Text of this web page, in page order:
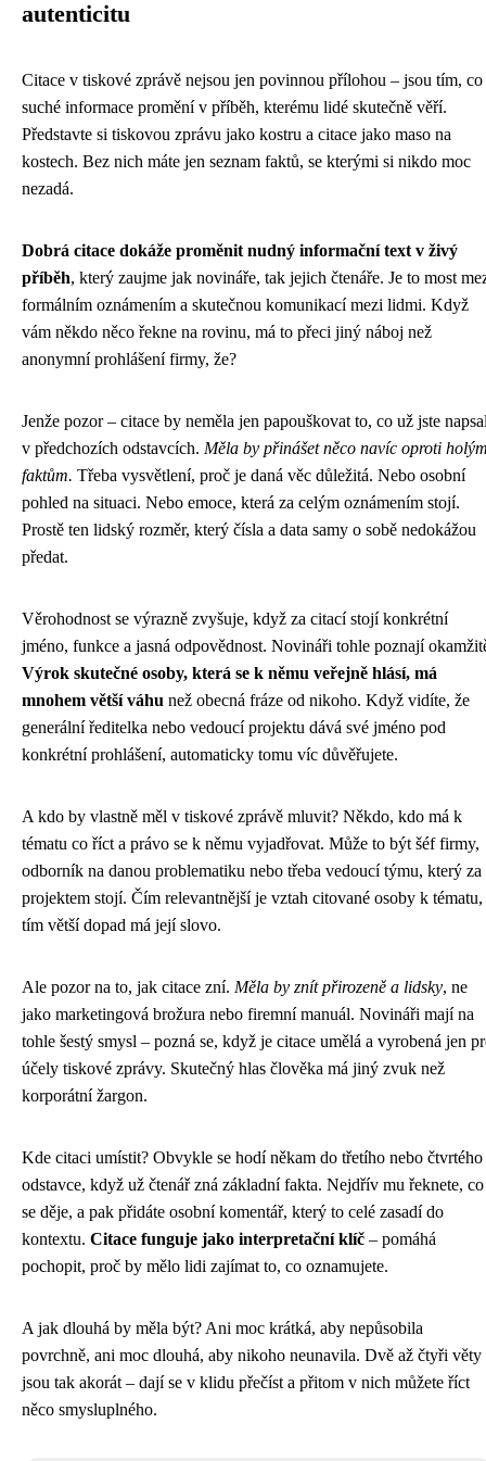
autenticitu
Citace v tiskové zprávě nejsou jen povinnou přílohou – jsou tím, co
suché informace promění v příběh, kterému lidé skutečně věří.
Představte si tiskovou zprávu jako kostru a citace jako maso na
kostech. Bez nich máte jen seznam faktů, se kterými si nikdo moc
nezadá.
Dobrá citace dokáže proměnit nudný informační text v živý
příběh, který zaujme jak novináře, tak jejich čtenáře. Je to most
formálním oznámením a skutečnou komunikací mezi lidmi. Když
vám někdo něco řekne na rovinu, má to přeci jiný náboj než
anonymní prohlášení firmy, že?
Jenže pozor – citace by neměla jen papouškovat to, co už jste
v předchozích odstavcích. Měla by přinášet něco navíc oproti
faktům. Třeba vysvětlení, proč je daná věc důležitá. Nebo osobní
pohled na situaci. Nebo emoce, která za celým oznámením stojí.
Prostě ten lidský rozměr, který čísla a data samy o sobě nedokážou
předat.
Věrohodnost se výrazně zvyšuje, když za citací stojí konkrétní
jméno, funkce a jasná odpovědnost. Novináři tohle poznají
Výrok skutečné osoby, která se k němu veřejně hlásí, má
mnohem větší váhu než obecná fráze od nikoho. Když vidíte, že
generální ředitelka nebo vedoucí projektu dává své jméno pod
konkrétní prohlášení, automaticky tomu víc důvěřujete.
A kdo by vlastně měl v tiskové zprávě mluvit? Někdo, kdo má k
tématu co říct a právo se k němu vyjadřovat. Může to být šéf firmy,
odborník na danou problematiku nebo třeba vedoucí týmu, který za
projektem stojí. Čím relevantnější je vztah citované osoby k tématu,
tím větší dopad má její slovo.
Ale pozor na to, jak citace zní. Měla by znít přirozeně a lidsky, ne
jako marketingová brožura nebo firemní manuál. Novináři mají na
tohle šestý smysl – pozná se, když je citace umělá a vyrobená jen
účely tiskové zprávy. Skutečný hlas člověka má jiný zvuk než
korporátní žargon.
Kde citaci umístit? Obvykle se hodí někam do třetího nebo čtvrtého
odstavce, když už čtenář zná základní fakta. Nejdřív mu řeknete, co
se děje, a pak přidáte osobní komentář, který to celé zasadí do
kontextu. Citace funguje jako interpretační klíč – pomáhá
pochopit, proč by mělo lidi zajímat to, co oznamujete.
A jak dlouhá by měla být? Ani moc krátká, aby nepůsobila
povrchně, ani moc dlouhá, aby nikoho neunavila. Dvě až čtyři věty
jsou tak akorát – dají se v klidu přečíst a přitom v nich můžete říct
něco smysluplného.